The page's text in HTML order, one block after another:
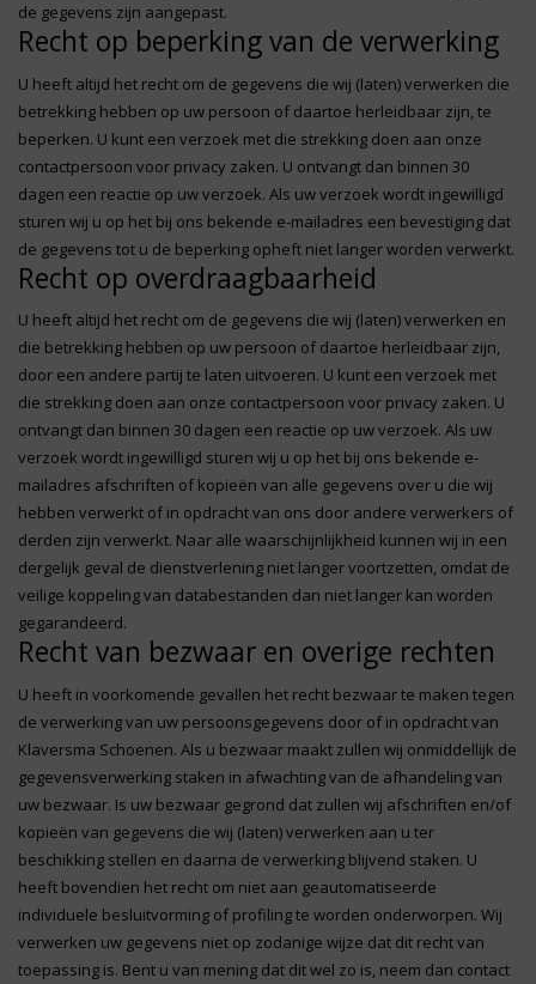
de gegevens zijn aangepast.
Recht op beperking van de verwerking
U heeft altijd het recht om de gegevens die wij (laten) verwerken die
betrekking hebben op uw persoon of daartoe herleidbaar zijn, te
beperken. U kunt een verzoek met die strekking doen aan onze
contactpersoon voor privacy zaken. U ontvangt dan binnen 30
dagen een reactie op uw verzoek. Als uw verzoek wordt ingewilligd
sturen wij u op het bij ons bekende e-mailadres een bevestiging dat
de gegevens tot u de beperking opheft niet langer worden verwerkt.
Recht op overdraagbaarheid
U heeft altijd het recht om de gegevens die wij (laten) verwerken en
die betrekking hebben op uw persoon of daartoe herleidbaar zijn,
door een andere partij te laten uitvoeren. U kunt een verzoek met
die strekking doen aan onze contactpersoon voor privacy zaken. U
ontvangt dan binnen 30 dagen een reactie op uw verzoek. Als uw
verzoek wordt ingewilligd sturen wij u op het bij ons bekende e-
mailadres afschriften of kopieën van alle gegevens over u die wij
hebben verwerkt of in opdracht van ons door andere verwerkers of
derden zijn verwerkt. Naar alle waarschijnlijkheid kunnen wij in een
dergelijk geval de dienstverlening niet langer voortzetten, omdat de
veilige koppeling van databestanden dan niet langer kan worden
gegarandeerd.
Recht van bezwaar en overige rechten
U heeft in voorkomende gevallen het recht bezwaar te maken tegen
de verwerking van uw persoonsgegevens door of in opdracht van
Klaversma Schoenen. Als u bezwaar maakt zullen wij onmiddellijk de
gegevensverwerking staken in afwachting van de afhandeling van
uw bezwaar. Is uw bezwaar gegrond dat zullen wij afschriften en/of
kopieën van gegevens die wij (laten) verwerken aan u ter
beschikking stellen en daarna de verwerking blijvend staken. U
heeft bovendien het recht om niet aan geautomatiseerde
individuele besluitvorming of profiling te worden onderworpen. Wij
verwerken uw gegevens niet op zodanige wijze dat dit recht van
toepassing is. Bent u van mening dat dit wel zo is, neem dan contact